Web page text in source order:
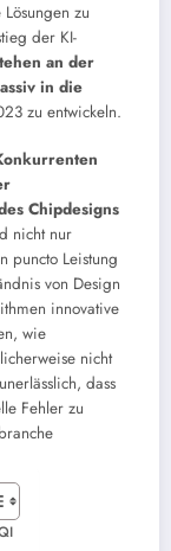
zu
der KI-
an der
in die
zu entwickeln.
Chipdesigns
nicht nur
puncto Leistung
von Design
innovative
wie
nicht
dass
Fehler zu